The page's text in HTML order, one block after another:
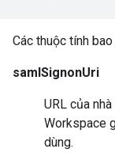
Các thuộc tính bao
samlSignonUri
URL của
Workspace
dùng.